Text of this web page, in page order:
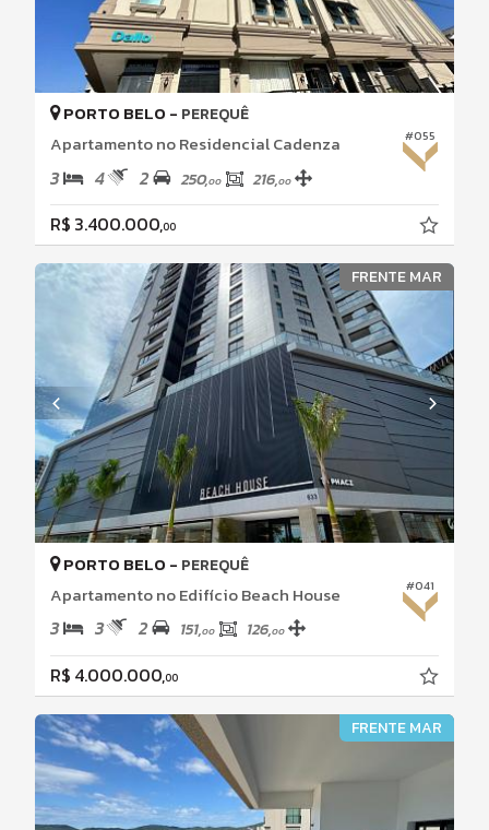
#055
PORTO BELO - PEREQUÊ
Apartamento no Residencial Cadenza
3 4 2 250,00 216,00
R$ 3.400.000,00
FRENTE MAR
#041
PORTO BELO - PEREQUÊ
Apartamento no Edifício Beach House
3 3 2 151,00 126,00
R$ 4.000.000,00
FRENTE MAR